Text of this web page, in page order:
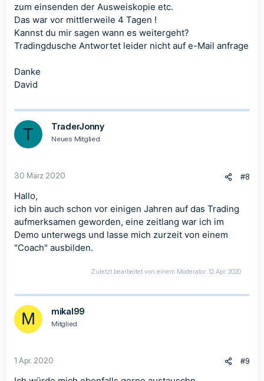
Was hälst du von einer Whatsapp-Gruppe mit anderen Tradern
aus diesem Forum, für den austausch von Informationen bzw.
Unterstützung um voran zukommen?
zum einsenden der Ausweiskopie etc.
Das war vor mittlerweile 4 Tagen !
Kannst du mir sagen wann es weitergeht?
Tradingdusche Antwortet leider nicht auf e-Mail anfrage
Danke
David
T TraderJonny
Neues Mitglied
30 März 2020 #8
Hallo,
ich bin auch schon vor einigen Jahren auf das Trading
aufmerksamen geworden, eine zeitlang war ich im
Demo unterwegs und lasse mich zurzeit von einem
"Coach" ausbilden.
Zuletzt bearbeitet von einem Moderator: 12 Apr. 2020
M mikal99
Mitglied
1 Apr. 2020 #9